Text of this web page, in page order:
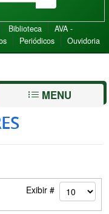
Biblioteca
AVA -
Periódicos Ouvidoria
MENU
Exibir #